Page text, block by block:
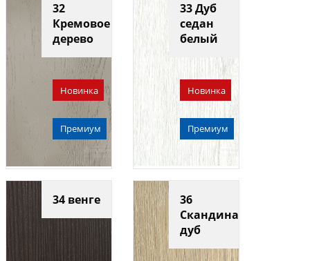
32
Кремовое
дерево
Новинка
Премиум
33 Дуб
седан
белый
Новинка
Премиум
34 венге
36
Скандинавский
дуб